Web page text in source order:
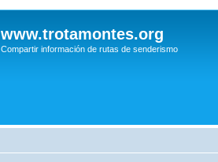
www.trotamontes.org
Compartir información de rutas de senderismo